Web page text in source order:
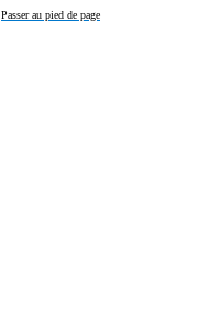
Passer au pied de page